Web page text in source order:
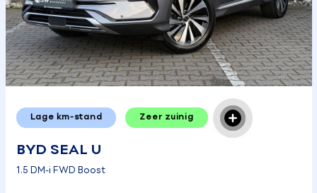
Lage km-stand Zeer zuinig
BYD SEAL U
1.5 DM-i FWD Boost